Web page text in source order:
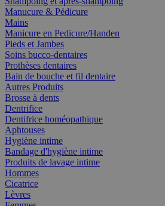
Manucure & Pédicure
Mains
Manicure en Pedicure/Handen
Pieds et Jambes
Soins bucco-dentaires
Prothèses dentaires
Bain de bouche et fil dentaire
Autres Produits
Brosse à dents
Dentrifice
Dentifrice homéopathique
Aphtouses
Hygiène intime
Bandage d'hygiène intime
Produits de lavage intime
Hommes
Cicatrice
Lèvres